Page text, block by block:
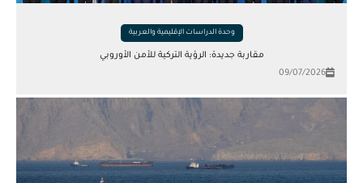
وحدة الدراسات الإقليمية والعربية
مقاربة جديدة: الرؤية التركية للأمن الأوروبي
09/07/2026